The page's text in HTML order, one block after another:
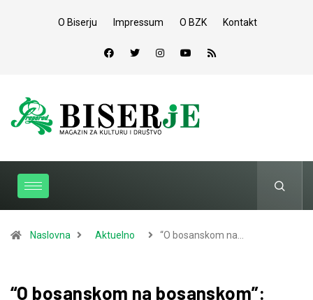
O Biserju Impressum O BZK Kontakt
Naslovna Aktuelno “O bosanskom na…
“O bosanskom na bosanskom”: